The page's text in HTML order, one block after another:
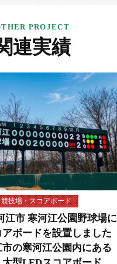
連実績
競技場・スコアボード
江市 寒河江公園野球場に
ボードを設置しました
の寒河江公園内にある